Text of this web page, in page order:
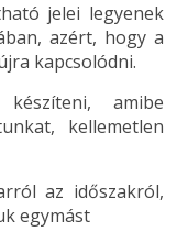
jelei legyenek
azért, hogy a
kapcsolódni.
amibe
kellemetlen
az időszakról,
egymást